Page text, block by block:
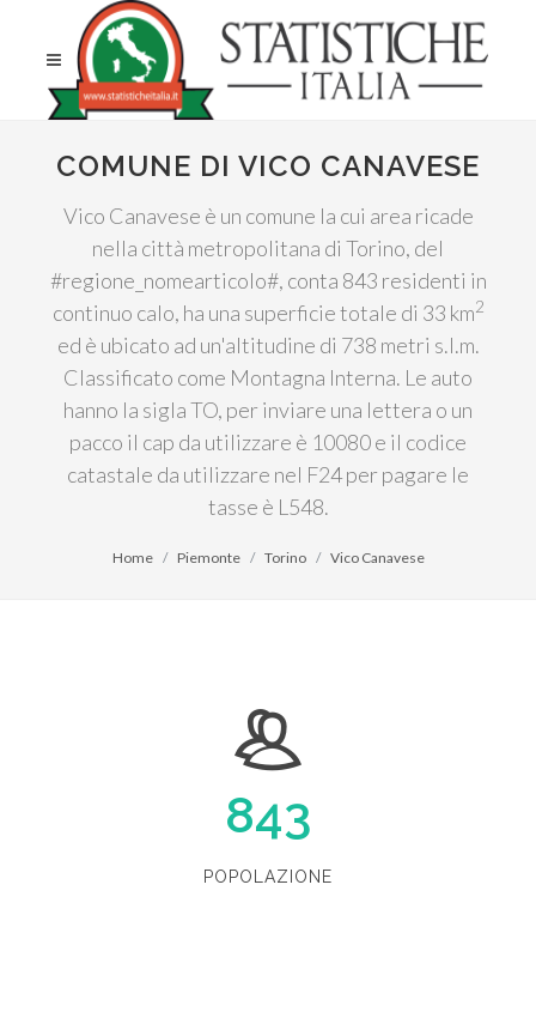
COMUNE DI VICO CANAVESE
Vico Canavese è un comune la cui area ricade
nella città metropolitana di Torino, del
#regione_nomearticolo#, conta 843 residenti in
continuo calo, ha una superficie totale di 33 km2
ed è ubicato ad un'altitudine di 738 metri s.l.m.
Classificato come Montagna Interna. Le auto
hanno la sigla TO, per inviare una lettera o un
pacco il cap da utilizzare è 10080 e il codice
catastale da utilizzare nel F24 per pagare le
tasse è L548.
Home Piemonte Torino Vico Canavese
843
POPOLAZIONE